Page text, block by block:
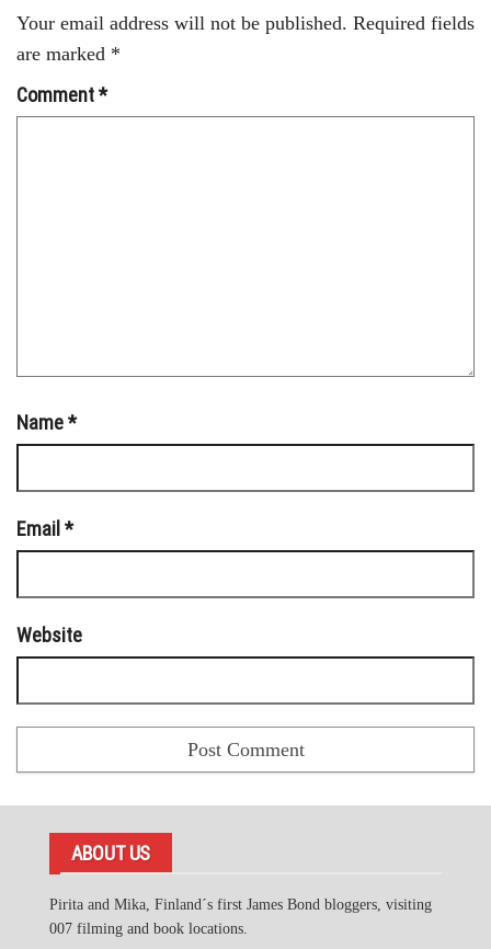
Your email address will not be published. Required fields
are marked *
Comment*
Name*
Email *
Website
ABOUT US
Pirita and Mika, Finland´s first James Bond bloggers, visiting
007 filming and book locations.